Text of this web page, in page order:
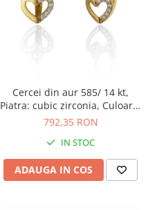
Cercei din aur 585/ 14 kt,
Piatra: cubic zirconia, Culoare:
transparenta
792,35 RON
IN STOC
ADAUGA IN COS